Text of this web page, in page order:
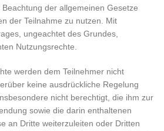
der allgemeinen Gesetze
der Teilnahme zu nutzen. Mit
ungeachtet des Grundes,
Nutzungsrechte.
werden dem Teilnehmer nicht
keine ausdrückliche Regelung
nicht berechtigt, die ihm zur
sowie die darin enthaltenen
an Dritte weiterzuleiten oder Dritten